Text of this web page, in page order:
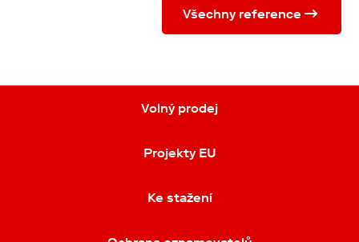
Všechny reference
Volný prodej
Projekty EU
Ke stažení